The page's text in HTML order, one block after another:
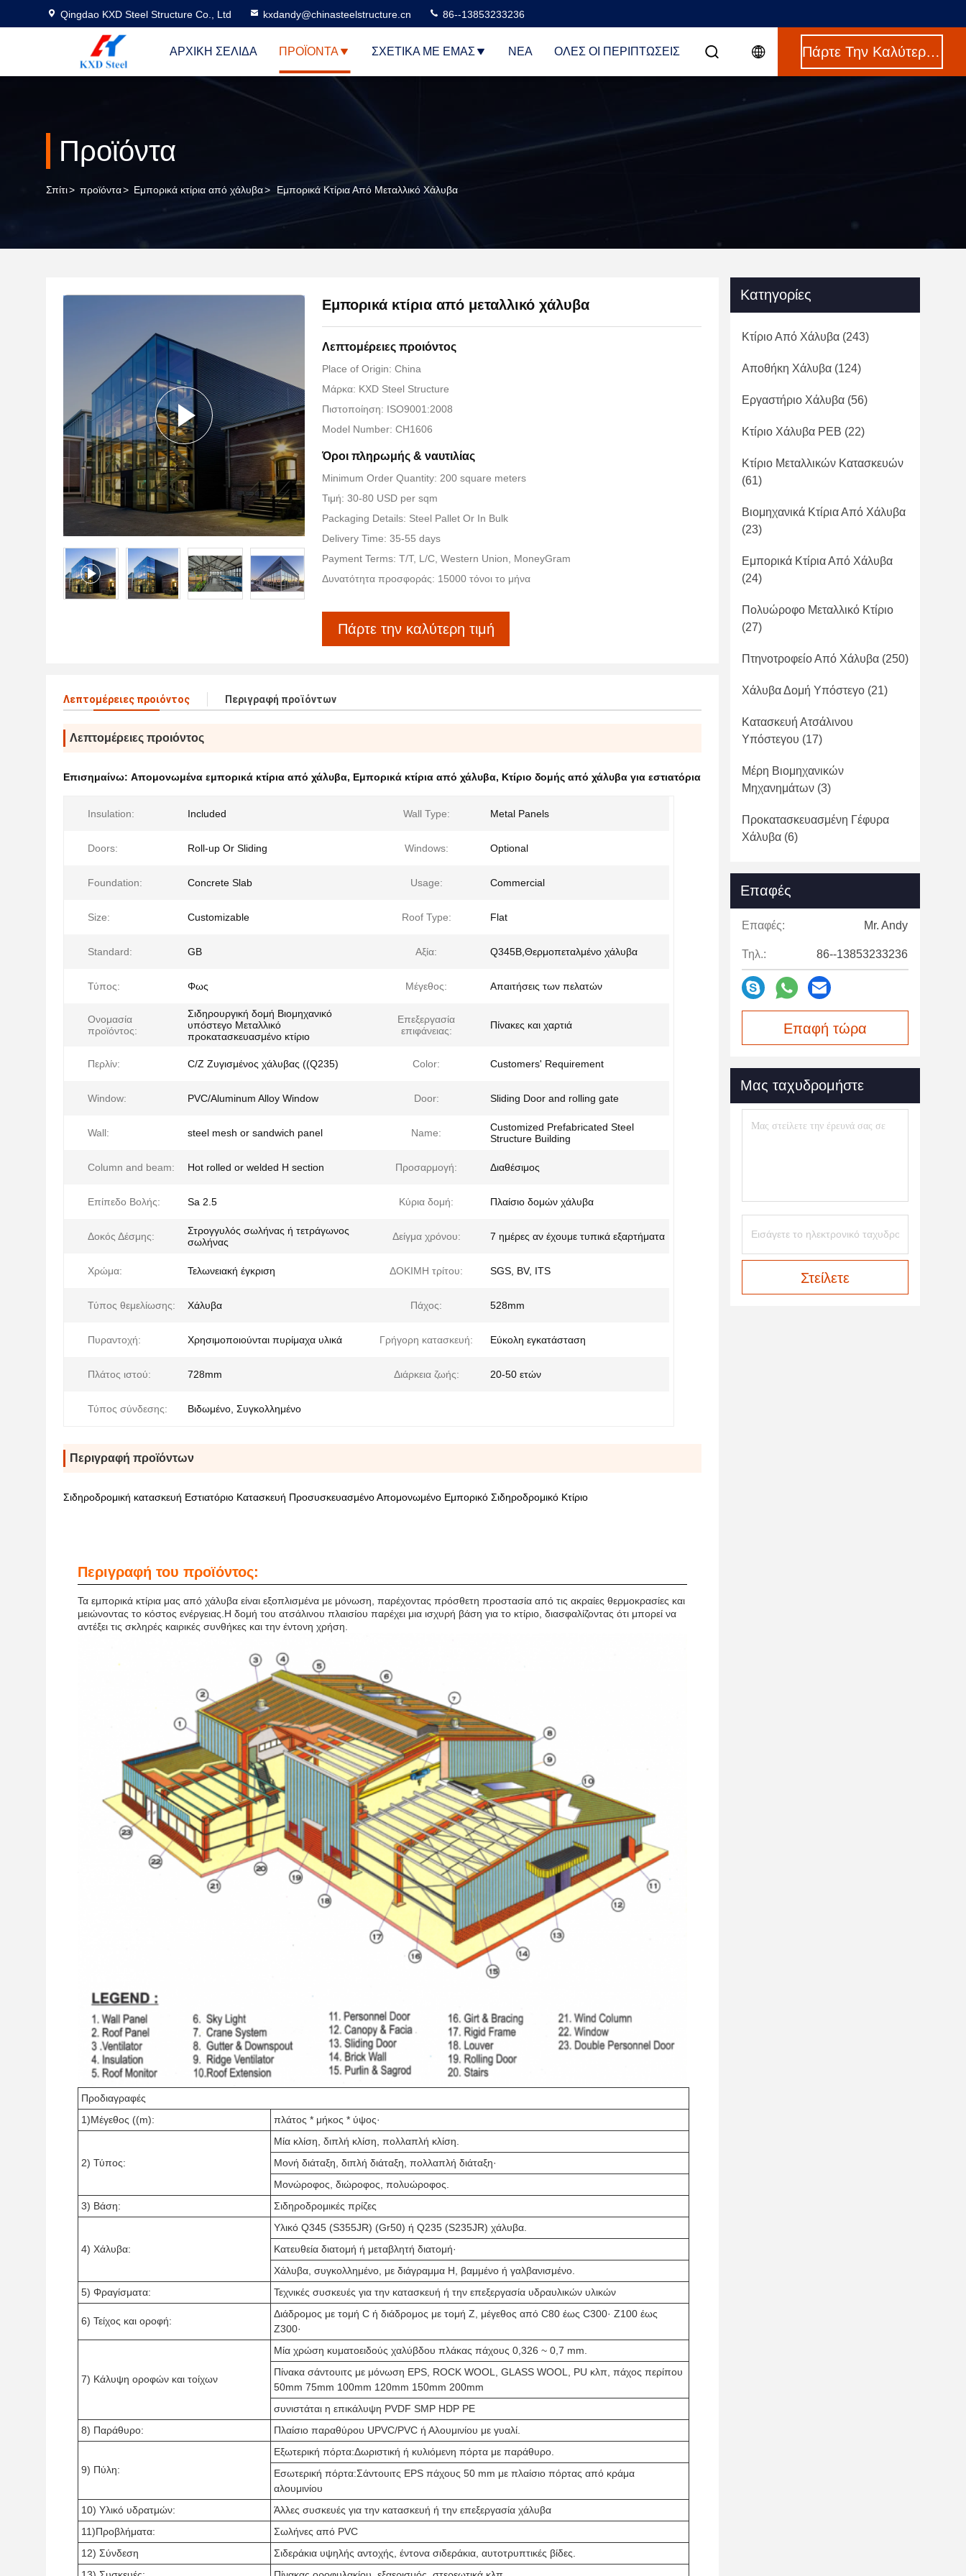
Qingdao KXD Steel Structure Co., Ltd kxdandy@chinasteelstructure.cn 86--13853233236
ΑΡΧΙΚΉ ΣΕΛΊΔΑ ΠΡΟΪΌΝΤΑ ΣΧΕΤΙΚΆ ΜΕ ΕΜΆΣ ΝΈΑ ΌΛΕΣ ΟΙ ΠΕΡΙΠΤΏΣΕΙΣ Πάρτε Την Καλύτερη Τιμή
Προϊόντα
Σπίτι> προϊόντα> Εμπορικά κτίρια από χάλυβα> Εμπορικά Κτίρια Από Μεταλλικό Χάλυβα
Εμπορικά κτίρια από μεταλλικό χάλυβα
Λεπτομέρειες προιόντος
Place of Origin: China
Μάρκα: KXD Steel Structure
Πιστοποίηση: ISO9001:2008
Model Number: CH1606
Όροι πληρωμής & ναυτιλίας
Minimum Order Quantity: 200 square meters
Τιμή: 30-80 USD per sqm
Packaging Details: Steel Pallet Or In Bulk
Delivery Time: 35-55 days
Payment Terms: T/T, L/C, Western Union, MoneyGram
Δυνατότητα προσφοράς: 15000 τόνοι το μήνα
Πάρτε την καλύτερη τιμή
Λεπτομέρειες προιόντος Περιγραφή προϊόντων
Λεπτομέρειες προιόντος
Επισημαίνω: Απομονωμένα εμπορικά κτίρια από χάλυβα, Εμπορικά κτίρια από χάλυβα, Κτίριο δομής από χάλυβα για εστιατόρια
Insulation: Included Wall Type: Metal Panels
Doors: Roll-up Or Sliding Windows: Optional
Foundation: Concrete Slab Usage: Commercial
Size: Customizable Roof Type: Flat
Standard: GB Αξία: Q345B,Θερμοπεταλμένο χάλυβα
Τύπος: Φως Μέγεθος: Απαιτήσεις των πελατών
Ονομασία
προϊόντος:
Σιδηρουργική δομή Βιομηχανικό
υπόστεγο Μεταλλικό
προκατασκευασμένο κτίριο
Επεξεργασία
επιφάνειας:
Πίνακες και χαρτιά
Περλίν: C/Z Ζυγισμένος χάλυβας ((Q235) Color: Customers' Requirement
Window: PVC/Aluminum Alloy Window Door: Sliding Door and rolling gate
Wall: steel mesh or sandwich panel Name:
Customized Prefabricated Steel
Structure Building
Column and beam: Hot rolled or welded H section Προσαρμογή: Διαθέσιμος
Επίπεδο Βολής: Sa 2.5 Κύρια δομή: Πλαίσιο δομών χάλυβα
Δοκός Δέσμης:
Στρογγυλός σωλήνας ή τετράγωνος
σωλήνας
Δείγμα χρόνου: 7 ημέρες αν έχουμε τυπικά εξαρτήματα
Χρώμα: Τελωνειακή έγκριση ΔΟΚΙΜΗ τρίτου: SGS, BV, ITS
Τύπος θεμελίωσης: Χάλυβα Πάχος: 528mm
Πυραντοχή: Χρησιμοποιούνται πυρίμαχα υλικά Γρήγορη κατασκευή: Εύκολη εγκατάσταση
Πλάτος ιστού: 728mm Διάρκεια ζωής: 20-50 ετών
Τύπος σύνδεσης: Βιδωμένο, Συγκολλημένο
Περιγραφή προϊόντων
Σιδηροδρομική κατασκευή Εστιατόριο Κατασκευή Προσυσκευασμένο Απομονωμένο Εμπορικό Σιδηροδρομικό Κτίριο
Περιγραφή του προϊόντος:
Τα εμπορικά κτίρια μας από χάλυβα είναι εξοπλισμένα με μόνωση, παρέχοντας πρόσθετη προστασία από τις ακραίες θερμοκρασίες και
μειώνοντας το κόστος ενέργειας.Η δομή του ατσάλινου πλαισίου παρέχει μια ισχυρή βάση για το κτίριο, διασφαλίζοντας ότι μπορεί να
αντέξει τις σκληρές καιρικές συνθήκες και την έντονη χρήση.
Προδιαγραφές
1)Μέγεθος ((m):
πλάτος * μήκος * ύψος·
2) Τύπος:
Μία κλίση, διπλή κλίση, πολλαπλή κλίση.
Μονή διάταξη, διπλή διάταξη, πολλαπλή διάταξη·
Μονώροφος, διώροφος, πολυώροφος.
3) Βάση:
Σιδηροδρομικές πρίζες
4) Χάλυβα:
Υλικό Q345 (S355JR) (Gr50) ή Q235 (S235JR) χάλυβα.
Κατευθεία διατομή ή μεταβλητή διατομή·
Χάλυβα, συγκολλημένο, με διάγραμμα H, βαμμένο ή γαλβανισμένο.
5) Φραγίσματα:
Τεχνικές συσκευές για την κατασκευή ή την επεξεργασία υδραυλικών υλικών
6) Τείχος και οροφή:
Διάδρομος με τομή C ή διάδρομος με τομή Z, μέγεθος από C80 έως C300· Z100 έως
Z300·
7) Κάλυψη οροφών και τοίχων
Μία χρώση κυματοειδούς χαλύβδου πλάκας πάχους 0,326 ~ 0,7 mm.
Πίνακα σάντουιτς με μόνωση EPS, ROCK WOOL, GLASS WOOL, PU κλπ, πάχος περίπου
50mm 75mm 100mm 120mm 150mm 200mm
συνιστάται η επικάλυψη PVDF SMP HDP PE
8) Παράθυρο:
Πλαίσιο παραθύρου UPVC/PVC ή Αλουμινίου με γυαλί.
9) Πύλη:
Εξωτερική πόρτα:Δωριστική ή κυλιόμενη πόρτα με παράθυρο.
Εσωτερική πόρτα:Σάντουιτς EPS πάχους 50 mm με πλαίσιο πόρτας από κράμα
αλουμινίου
10) Υλικό υδρατμών:
Άλλες συσκευές για την κατασκευή ή την επεξεργασία χάλυβα
11)Προβλήματα:
Σωλήνες από PVC
12) Σύνδεση
Σιδεράκια υψηλής αντοχής, έντονα σιδεράκια, αυτοτρυπτικές βίδες.
Κατηγορίες
Κτίριο Από Χάλυβα (243)
Αποθήκη Χάλυβα (124)
Εργαστήριο Χάλυβα (56)
Κτίριο Χάλυβα PEB (22)
Κτίριο Μεταλλικών Κατασκευών
(61)
Βιομηχανικά Κτίρια Από Χάλυβα
(23)
Εμπορικά Κτίρια Από Χάλυβα
(24)
Πολυώροφο Μεταλλικό Κτίριο
(27)
Πτηνοτροφείο Από Χάλυβα (250)
Χάλυβα Δομή Υπόστεγο (21)
Κατασκευή Ατσάλινου
Υπόστεγου (17)
Μέρη Βιομηχανικών
Μηχανημάτων (3)
Προκατασκευασμένη Γέφυρα
Χάλυβα (6)
Επαφές
Επαφές: Mr. Andy
Τηλ.: 86--13853233236
Επαφή τώρα
Μας ταχυδρομήστε
Στείλετε